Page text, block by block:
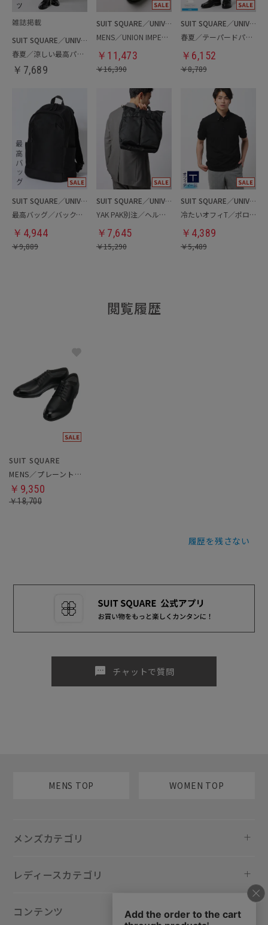
SUIT SQUARE／UNIVERSAL LANGUAGE
春夏／涼しい最高パンツ
￥ 7,689
SUIT SQUARE／UNIVERSAL LANGUAGE
MENS／UNION IMPERIAL監修／コインローファー
￥ 11,473
￥16,390
SUIT SQUARE／UNIVERSAL LANGUAGE
春夏／テーパードパンツ
￥ 6,152
￥8,789
SUIT SQUARE／UNIVERSAL LANGUAGE
最高バッグ／バックパック
￥ 4,944
￥9,889
SUIT SQUARE／UNIVERSAL LANGUAGE
YAK PAK別注／ヘルメットバッグ
￥ 7,645
￥15,290
SUIT SQUARE／UNIVERSAL LANGUAGE
冷たいオフィT／ポロシャツ
￥ 4,389
￥5,489
閲覧履歴
SUIT SQUARE
MENS／プレーントゥシューズ
￥9,350
￥18,700
履歴を残さない
sms チャットで質問
MENS TOP WOMEN TOP
メンズカテゴリ
レディースカテゴリ
コンテンツ